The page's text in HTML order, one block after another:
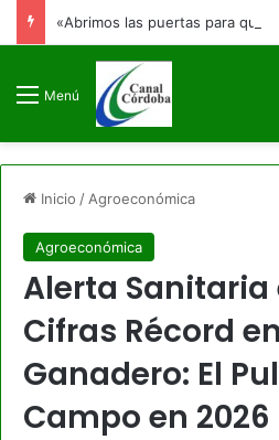
Menú
Inicio / Agroeconómica
Agroeconómica
Alerta Sanitaria
Cifras Récord
Ganadero: El
Campo en 2026